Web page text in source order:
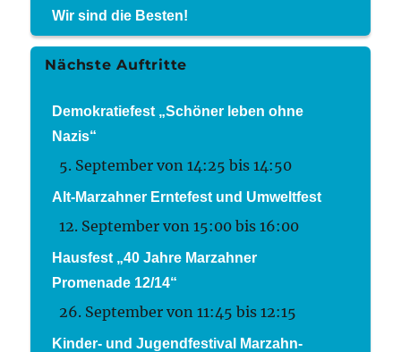
Wir sind die Besten!
Nächste Auftritte
Demokratiefest „Schöner leben ohne
Nazis“
5. September von 14:25 bis14:50
Alt-Marzahner Erntefest und Umweltfest
12. September von 15:00 bis16:00
Hausfest „40 Jahre Marzahner
Promenade 12/14“
26. September von 11:45 bis12:15
Kinder- und Jugendfestival Marzahn-